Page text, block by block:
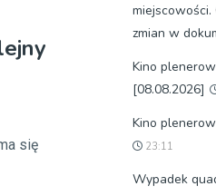
się
miejscowości.
zmian w
Kino
[08.08.2026]
Kino
23:11
Wypadek